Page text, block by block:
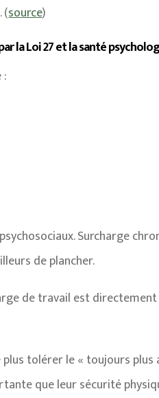
(source)
la Loi 27 et la santé
:
Surcharge
de plancher.
de travail est
tolérer le « toujours plus
que leur sécurité